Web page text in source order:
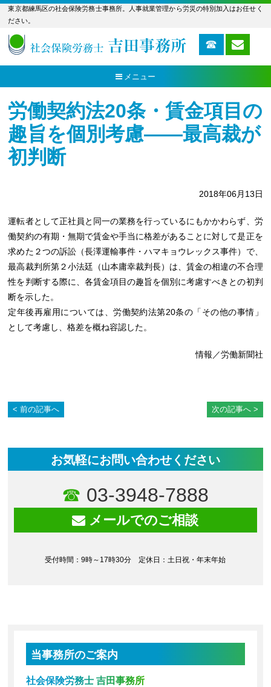
東京都練馬区の社会保険労務士事務所。人事就業管理から労災の特別加入はお任せく
ださい。
メニュー
労働契約法20条・賃金項目の
趣旨を個別考慮――最高裁が
初判断
2018年06月13日
運転者として正社員と同一の業務を行っているにもかかわらず、労
働契約の有期・無期で賃金や手当に格差があることに対して是正を
求めた２つの訴訟（長澤運輸事件・ハマキョウレックス事件）で、
最高裁判所第２小法廷（山本庸幸裁判長）は、賃金の相違の不合理
性を判断する際に、各賃金項目の趣旨を個別に考慮すべきとの初判
断を示した。
定年後再雇用については、労働契約法第20条の「その他の事情」
として考慮し、格差を概ね容認した。
情報／労働新聞社
前の記事へ 次の記事へ
お気軽にお問い合わせください
03-3948-7888
メールでのご相談
受付時間：9時～17時30分 定休日：土日祝・年末年始
当事務所のご案内
社会保険労務士 吉田事務所